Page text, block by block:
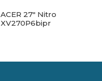
ACER 27" Nitro
XV270P6bipr